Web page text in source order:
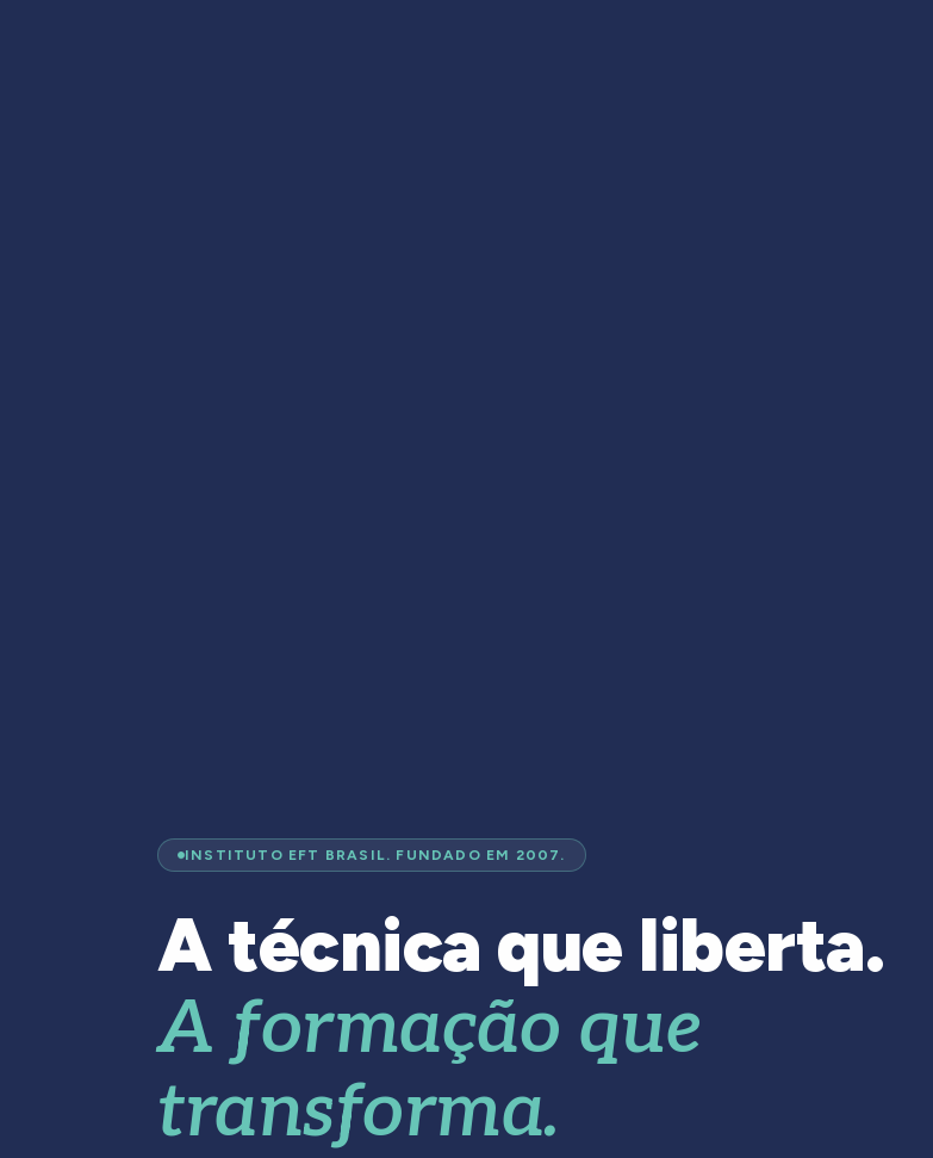
INSTITUTO EFT BRASIL. FUNDADO EM 2007.
A técnica que liberta.
A formação que
transforma.